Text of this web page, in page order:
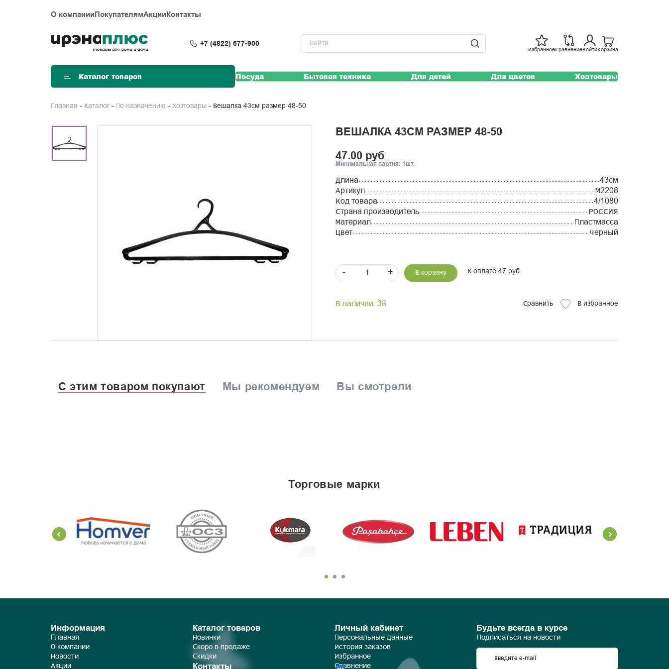
О компанииПокупателямАкцииКонтакты
+7 (4822) 577-900
ИзбранноеСравнение Войти Корзина
Каталог товаров Посуда Бытовая техника Для детей Для цветов Хозтовары
Главная Каталог По назначению Хозтовары Вешалка 43см размер 48-50
ВЕШАЛКА 43СМ РАЗМЕР 48-50
47.00 руб
Минимальная партия: 1шт.
Длина
43см
Артикул
М2208
Код товара
4/1080
Страна производитель
РОССИЯ
Материал
Пластмасса
Цвет
Черный
- + В корзину К оплате 47 руб.
В наличии: 38 Сравнить В избранное
С этим товаром покупают Мы рекомендуем Вы смотрели
торговые марки
Информация
Главная
О компании
Новости
Акции
Каталог товаров
Новинки
Скоро в продаже
Скидки
Контакты
Личный кабинет
Персональные данные
История заказов
Избранное
Сравнение
Будьте всегда в курсе
Подписаться на новости